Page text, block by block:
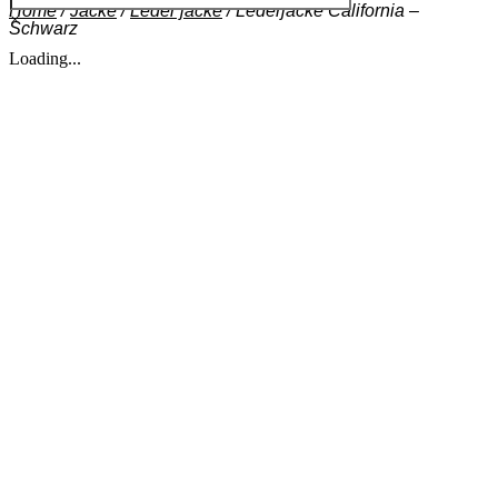
×
Home/Jacke/Leder jacke/Lederjacke California –
Schwarz
Loading...